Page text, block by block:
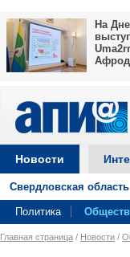
На
Новости
Свердловская область
Политика
Главная страница / Новости /